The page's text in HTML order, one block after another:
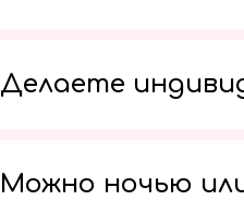
Делаете
Можно ночью